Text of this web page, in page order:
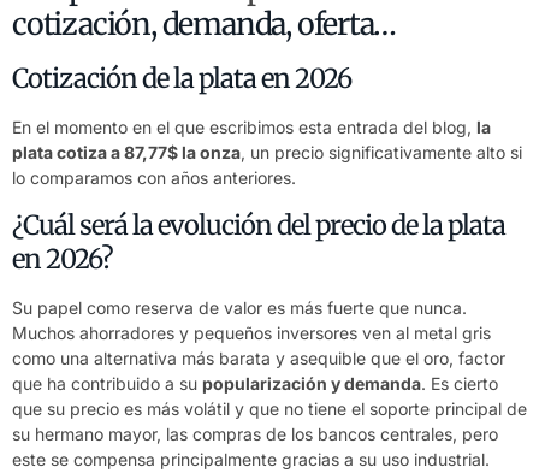
cotización, demanda, oferta…
Cotización de la plata en 2026
En el momento en el que escribimos esta entrada del blog, la
plata cotiza a 87,77$ la onza, un precio significativamente alto si
lo comparamos con años anteriores.
¿Cuál será la evolución del precio de la plata
en 2026?
Su papel como reserva de valor es más fuerte que nunca.
Muchos ahorradores y pequeños inversores ven al metal gris
como una alternativa más barata y asequible que el oro, factor
que ha contribuido a su popularización y demanda. Es cierto
que su precio es más volátil y que no tiene el soporte principal de
su hermano mayor, las compras de los bancos centrales, pero
este se compensa principalmente gracias a su uso industrial.